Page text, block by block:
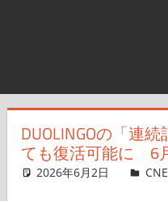
DUOLINGOの「連
ても復活可能に 6
2026年6月2日